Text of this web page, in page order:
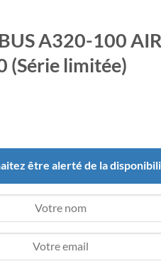
A320-100
(Série limitée)
être alerté de la